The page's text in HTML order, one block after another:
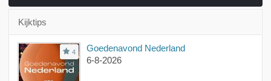
Kijktips
4
Goedenavond Nederland
6-8-2026